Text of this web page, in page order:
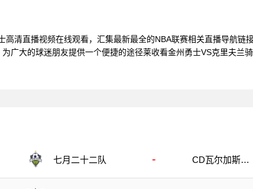
清直播视频在线观看，汇集最新最全的NBA联赛相关直播导航链接
广大的球迷朋友提供一个便捷的途径莱收看金州勇士VS克里夫兰
七月二十二队 -
CD瓦尔加斯托